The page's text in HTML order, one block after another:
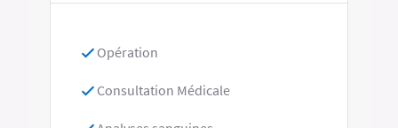
Opération
Consultation Médicale